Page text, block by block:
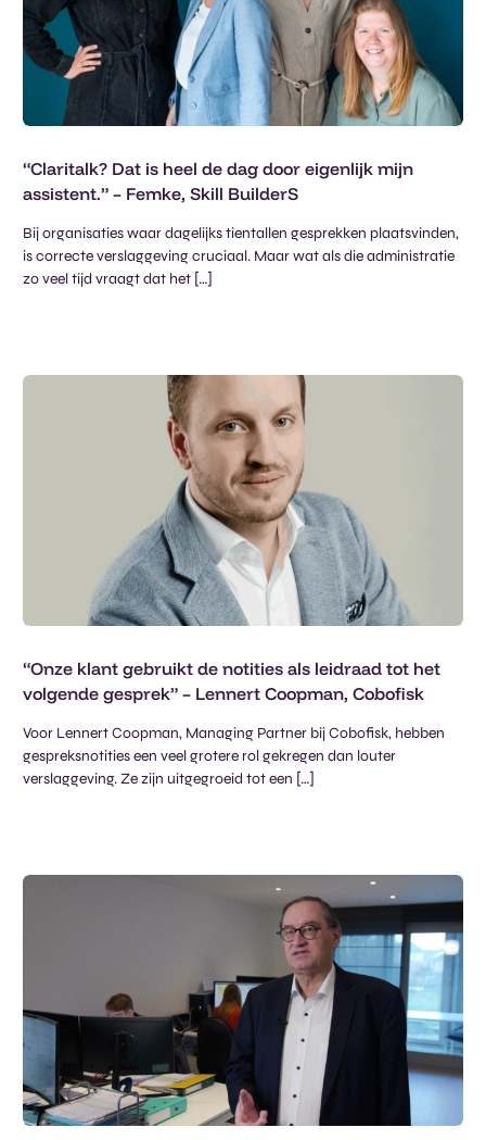
“Claritalk? Dat is heel de dag door eigenlijk mijn
assistent.” – Femke, Skill BuilderS
Bij organisaties waar dagelijks tientallen gesprekken plaatsvinden,
is correcte verslaggeving cruciaal. Maar wat als die administratie
zo veel tijd vraagt dat het […]
“Onze klant gebruikt de notities als leidraad tot het
volgende gesprek” – Lennert Coopman, Cobofisk
Voor Lennert Coopman, Managing Partner bij Cobofisk, hebben
gespreksnotities een veel grotere rol gekregen dan louter
verslaggeving. Ze zijn uitgegroeid tot een […]